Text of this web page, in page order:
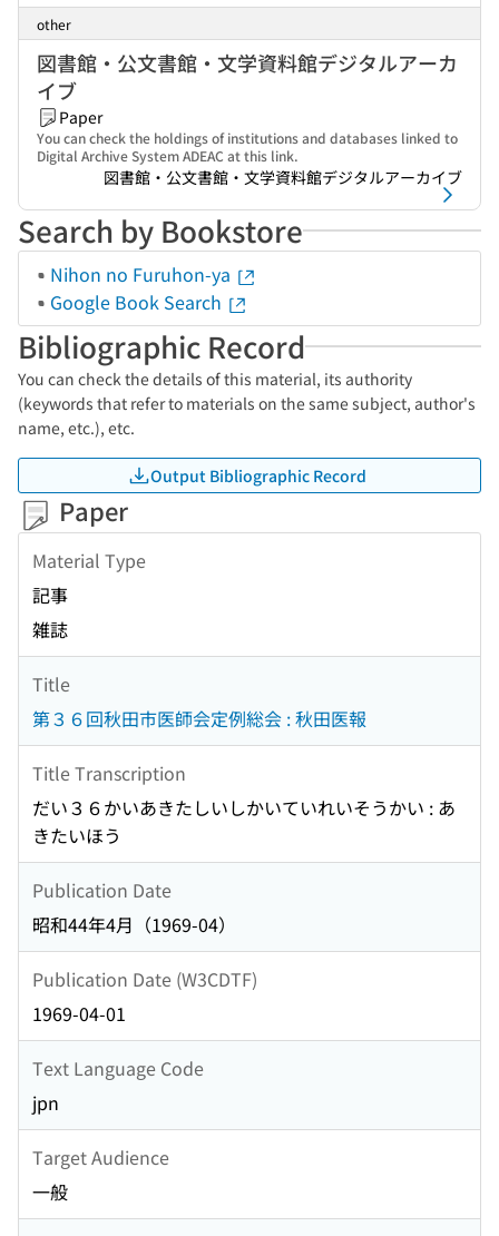
other
図書館・公文書館・文学資料館デジタルアーカ
イブ
Paper
You can check the holdings of institutions and databases linked to
Digital Archive System ADEAC at this link.
図書館・公文書館・文学資料館デジタルアーカイブ
Search by Bookstore
Nihon no Furuhon-ya
Google Book Search
Bibliographic Record
You can check the details of this material, its authority
(keywords that refer to materials on the same subject, author's
name, etc.), etc.
Output Bibliographic Record
Paper
Material Type
記事
雑誌
Title
第３６回秋田市医師会定例総会 : 秋田医報
Title Transcription
だい３６かいあきたしいしかいていれいそうかい : あ
きたいほう
Publication Date
昭和44年4月（1969-04）
Publication Date (W3CDTF)
1969-04-01
Text Language Code
jpn
Target Audience
一般